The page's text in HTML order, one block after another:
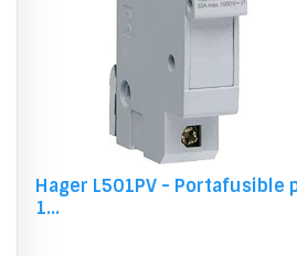
Hager L501PV - Portafusible
1...